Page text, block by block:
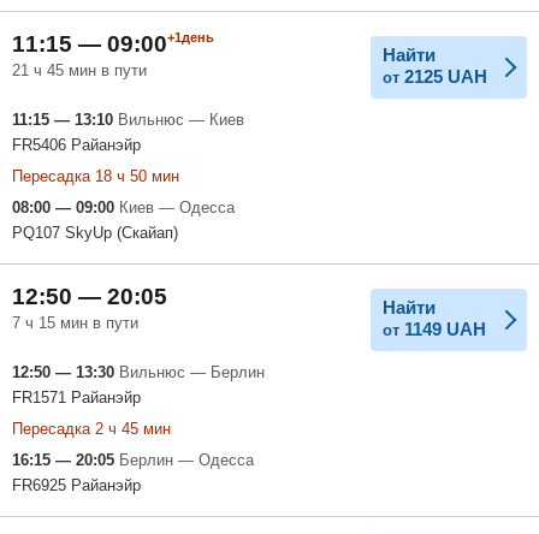
11:15 — 09:00+1день
21 ч 45 мин в пути
Найти
от 2125 UAH
11:15 — 13:10 Вильнюс — Киев
FR5406 Райанэйр
Пересадка 18 ч 50 мин
08:00 — 09:00 Киев — Одесса
PQ107 SkyUp (Скайап)
12:50 — 20:05
7 ч 15 мин в пути
Найти
от 1149 UAH
12:50 — 13:30 Вильнюс — Берлин
FR1571 Райанэйр
Пересадка 2 ч 45 мин
16:15 — 20:05 Берлин — Одесса
FR6925 Райанэйр